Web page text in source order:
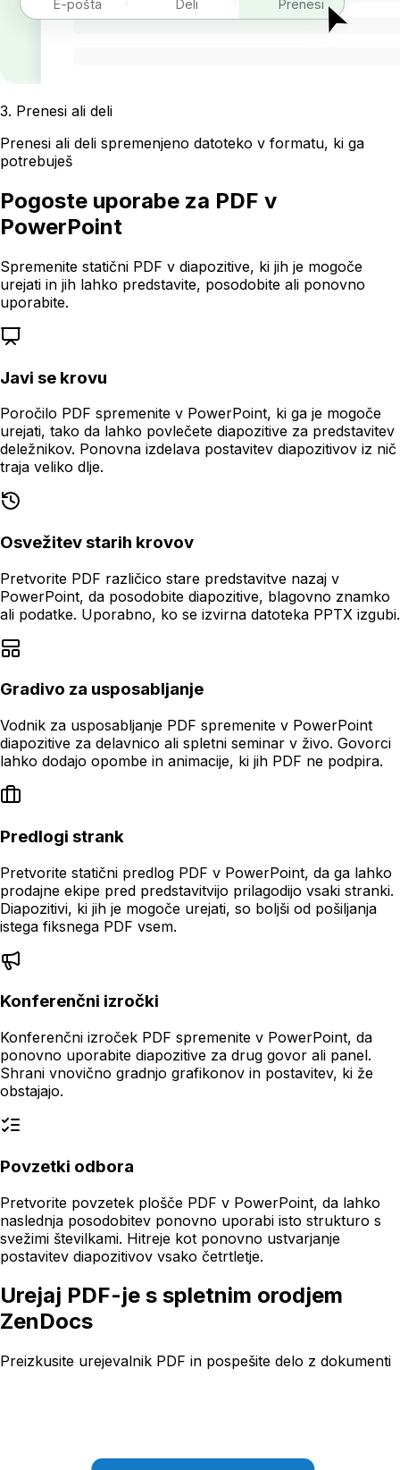
E-pošta Deli Prenesi
3. Prenesi ali deli
Prenesi ali deli spremenjeno datoteko v formatu, ki ga
potrebuješ
Pogoste uporabe za PDF v
PowerPoint
Spremenite statični PDF v diapozitive, ki jih je mogoče
urejati in jih lahko predstavite, posodobite ali ponovno
uporabite.
Javi se krovu
Poročilo PDF spremenite v PowerPoint, ki ga je mogoče
urejati, tako da lahko povlečete diapozitive za predstavitev
deležnikov. Ponovna izdelava postavitev diapozitivov iz nič
traja veliko dlje.
Osvežitev starih krovov
Pretvorite PDF različico stare predstavitve nazaj v
PowerPoint, da posodobite diapozitive, blagovno znamko
ali podatke. Uporabno, ko se izvirna datoteka PPTX izgubi.
Gradivo za usposabljanje
Vodnik za usposabljanje PDF spremenite v PowerPoint
diapozitive za delavnico ali spletni seminar v živo. Govorci
lahko dodajo opombe in animacije, ki jih PDF ne podpira.
Predlogi strank
Pretvorite statični predlog PDF v PowerPoint, da ga lahko
prodajne ekipe pred predstavitvijo prilagodijo vsaki stranki.
Diapozitivi, ki jih je mogoče urejati, so boljši od pošiljanja
istega fiksnega PDF vsem.
Konferenčni izročki
Konferenčni izroček PDF spremenite v PowerPoint, da
ponovno uporabite diapozitive za drug govor ali panel.
Shrani vnovično gradnjo grafikonov in postavitev, ki že
obstajajo.
Povzetki odbora
Pretvorite povzetek plošče PDF v PowerPoint, da lahko
naslednja posodobitev ponovno uporabi isto strukturo s
svežimi številkami. Hitreje kot ponovno ustvarjanje
postavitev diapozitivov vsako četrtletje.
Urejaj PDF-je s spletnim orodjem
ZenDocs
Preizkusite urejevalnik PDF in pospešite delo z dokumenti